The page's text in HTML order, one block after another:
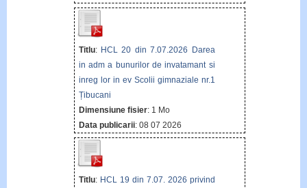
Titlu: HCL 20 din 7.07.2026 Darea
in adm a bunurilor de invatamant si
inreg lor in ev Scolii gimnaziale nr.1
Țibucani
Dimensiune fisier: 1 Mo
Data publicarii: 08 07 2026
Titlu: HCL 19 din 7.07. 2026 privind